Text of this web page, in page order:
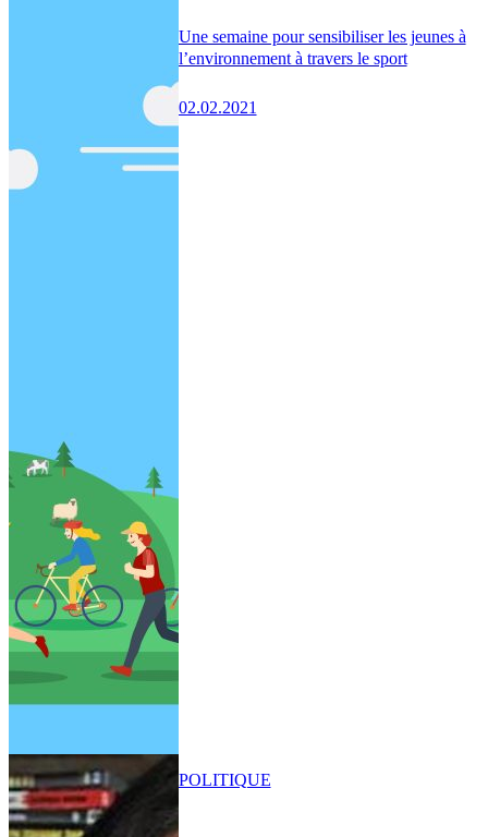
Une semaine pour sensibiliser les jeunes à
l’environnement à travers le sport
02.02.2021
POLITIQUE